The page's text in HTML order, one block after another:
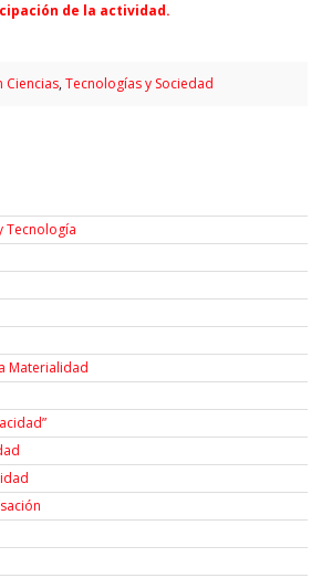
de la actividad.
Ciencias,Tecnologías y Sociedad
Tecnología
Materialidad